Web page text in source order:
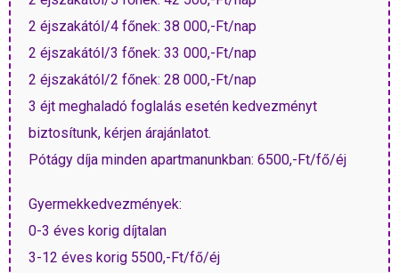
2 éjszakától/4 főnek: 38 000,-Ft/nap
2 éjszakától/3 főnek: 33 000,-Ft/nap
2 éjszakától/2 főnek: 28 000,-Ft/nap
3 éjt meghaladó foglalás esetén kedvezményt
biztosítunk, kérjen árajánlatot.
Pótágy díja minden apartmanunkban: 6500,-Ft/fő/éj
Gyermekkedvezmények:
0-3 éves korig díjtalan
3-12 éves korig 5500,-Ft/fő/éj